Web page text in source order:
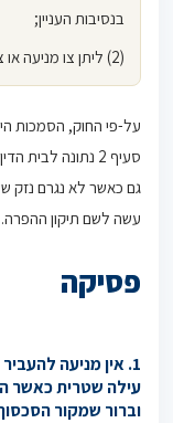
בנסיבות העניין;
(2) ליתן צו מניעה או צו עשה לתיקון ההפרה.
על-פי החוק, הסמכות
סעיף 2 נתונה
גם כאשר לא נגרם נזק
עשה לשם תיקון ההפרה.
פסיקה
1. אין מניעה
עילה שטרית כאשר
וברור שמקור